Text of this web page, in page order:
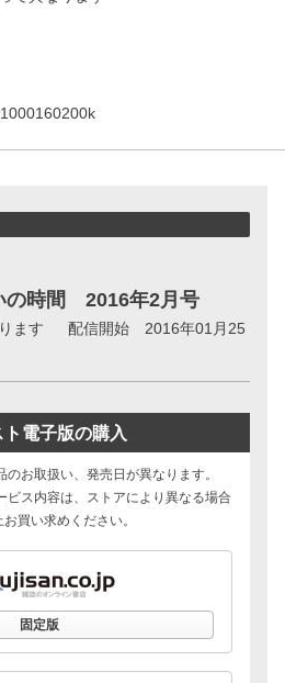
時間 2016年2月号
ます
配信開始 2016年01月25
ト電子版の購入
お取扱い、発売日が異なります。
ス内容は、ストアにより異なる場合
買い求めください。
固定版